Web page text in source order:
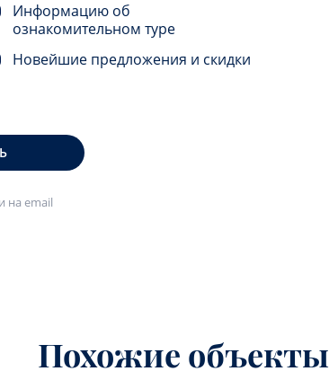
Информацию об
ознакомительном туре
Новейшие предложения и скидки
на email
Похожие объекты